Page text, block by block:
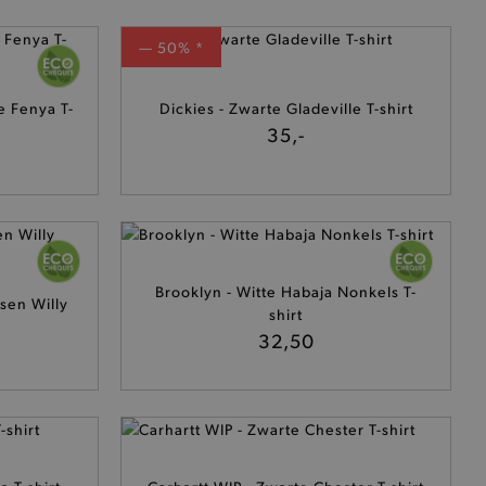
Fenya T-
— 50% *
Dickies - Zwarte Gladeville T-shirt
35,-
Willy
Brooklyn - Witte Habaja Nonkels T-
shirt
32,50
manier wordt verorberd.
product te kunnen
je winkel van afhaling
je afhaaladres te
product te kunnen
te maken